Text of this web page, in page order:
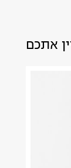
אתכם